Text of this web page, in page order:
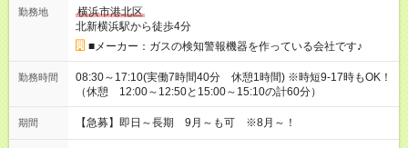
勤務地
横浜市港北区
北新横浜駅から徒歩4分
■メーカー：ガスの検知警報機器を作っている会社です♪
勤務時間
08:30～17:10(実働7時間40分 休憩1時間) ※時短9-17時もOK！
（休憩 12:00～12:50と15:00～15:10の計60分）
期間 【急募】即日～長期 9月～も可 ※8月～！